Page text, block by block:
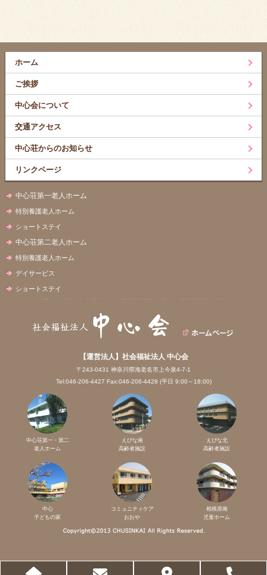
ホーム
ご挨拶
中心会について
交通アクセス
中心荘からのお知らせ
リンクページ
中心荘第一老人ホーム
特別養護老人ホーム
ショートステイ
中心荘第二老人ホーム
特別養護老人ホーム
デイサービス
ショートステイ
【運営法人】社会福祉法人 中心会
〒243-0431 神奈川県海老名市上今泉4-7-1
Tel:046-206-4427 Fax:046-206-4428 (平日 9:00～18:00)
中心荘第一・第二
老人ホーム
えびな南
高齢者施設
えびな北
高齢者施設
中心
子どもの家
コミュニティケア
おおや
相模原南
児童ホーム